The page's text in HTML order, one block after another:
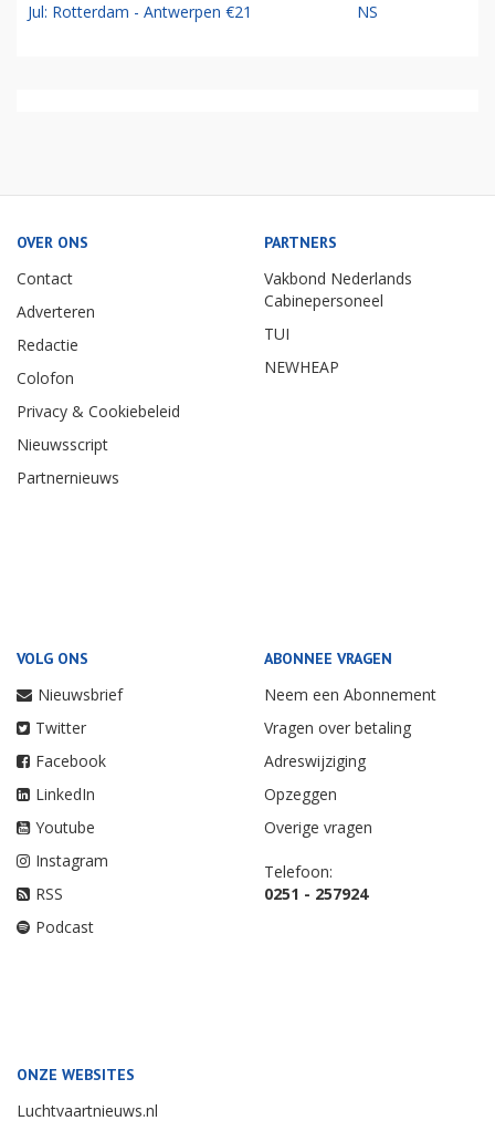
Jul: Rotterdam - Antwerpen €21 NS
OVER ONS
Contact
Adverteren
Redactie
Colofon
Privacy & Cookiebeleid
Nieuwsscript
Partnernieuws
PARTNERS
Vakbond Nederlands
Cabinepersoneel
TUI
NEWHEAP
VOLG ONS
Nieuwsbrief
Twitter
Facebook
LinkedIn
Youtube
Instagram
RSS
Podcast
ABONNEE VRAGEN
Neem een Abonnement
Vragen over betaling
Adreswijziging
Opzeggen
Overige vragen
Telefoon:
0251 - 257924
ONZE WEBSITES
Luchtvaartnieuws.nl